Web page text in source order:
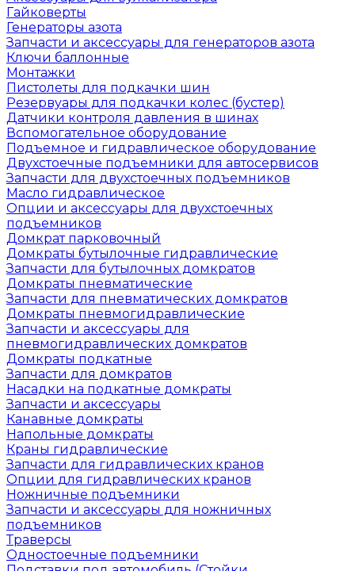
Гайковерты
Генераторы азота
Запчасти и аксессуары для генераторов азота
Ключи баллонные
Монтажки
Пистолеты для подкачки шин
Резервуары для подкачки колес (бустер)
Датчики контроля давления в шинах
Вспомогательное оборудование
Подъемное и гидравлическое оборудование
Двухстоечные подъемники для автосервисов
Запчасти для двухстоечных подъемников
Масло гидравлическое
Опции и аксессуары для двухстоечных
подъемников
Домкрат парковочный
Домкраты бутылочные гидравлические
Запчасти для бутылочных домкратов
Домкраты пневматические
Запчасти для пневматических домкратов
Домкраты пневмогидравлические
Запчасти и аксессуары для
пневмогидравлических домкратов
Домкраты подкатные
Запчасти для домкратов
Насадки на подкатные домкраты
Запчасти и аксессуары
Канавные домкраты
Напольные домкраты
Краны гидравлические
Запчасти для гидравлических кранов
Опции для гидравлических кранов
Ножничные подъемники
Запчасти и аксессуары для ножничных
подъемников
Траверсы
Одностоечные подъемники